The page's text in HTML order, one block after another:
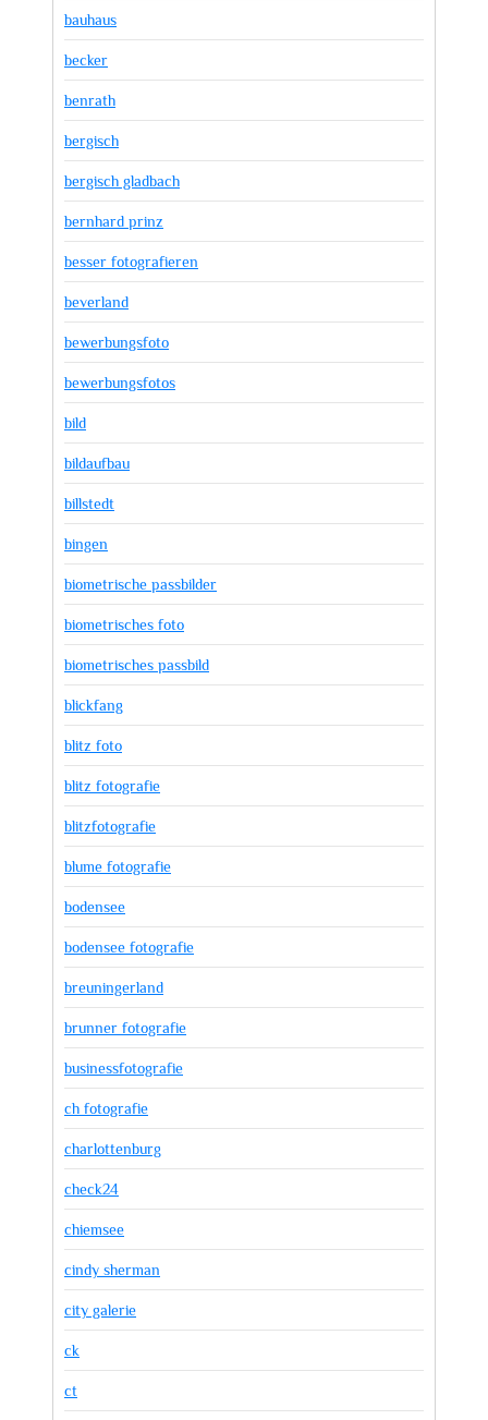
bauhaus
becker
benrath
bergisch
bergisch gladbach
bernhard prinz
besser fotografieren
beverland
bewerbungsfoto
bewerbungsfotos
bild
bildaufbau
billstedt
bingen
biometrische passbilder
biometrisches foto
biometrisches passbild
blickfang
blitz foto
blitz fotografie
blitzfotografie
blume fotografie
bodensee
bodensee fotografie
breuningerland
brunner fotografie
businessfotografie
ch fotografie
charlottenburg
check24
chiemsee
cindy sherman
city galerie
ck
ct